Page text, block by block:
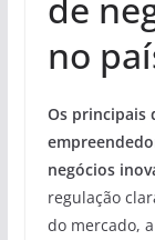
no
Os principais
negócios
regulação
do mercado,